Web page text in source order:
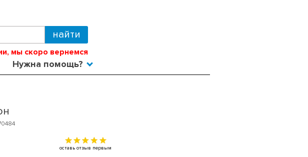
мы скоро вернемся
Нужна помощь?
оставь отзыв первым